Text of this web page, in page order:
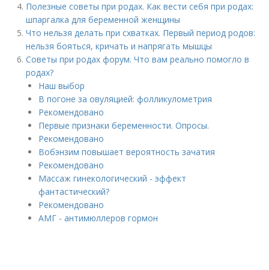
Полезные советы при родах. Как вести себя при родах:
шпаргалка для беременной женщины
Что нельзя делать при схватках. Первый период родов:
нельзя бояться, кричать и напрягать мышцы
Советы при родах форум. Что вам реально помогло в
родах?
Наш выбор
В погоне за овуляцией: фолликулометрия
Рекомендовано
Первые признаки беременности. Опросы.
Рекомендовано
Вобэнзим повышает вероятность зачатия
Рекомендовано
Массаж гинекологический - эффект
фантастический?
Рекомендовано
АМГ - антимюллеров гормон